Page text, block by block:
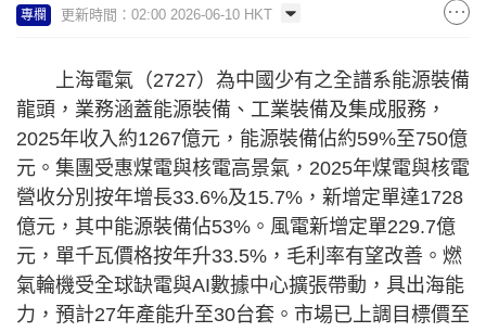
專欄 更新時間：02:00 2026-06-10 HKT
上海電氣（2727）為中國少有之全譜系能源裝備
龍頭，業務涵蓋能源裝備、工業裝備及集成服務，
2025年收入約1267億元，能源裝備佔約59%至750億
元。集團受惠煤電與核電高景氣，2025年煤電與核電
營收分別按年增長33.6%及15.7%，新增定單達1728
億元，其中能源裝備佔53%。風電新增定單229.7億
元，單千瓦價格按年升33.5%，毛利率有望改善。燃
氣輪機受全球缺電與AI數據中心擴張帶動，具出海能
力，預計27年產能升至30台套。市場已上調目標價至